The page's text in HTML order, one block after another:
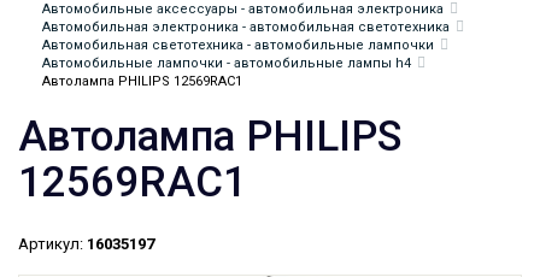
Автомобильные аксессуары - автомобильная электроника
Автомобильная электроника - автомобильная светотехника
Автомобильная светотехника - автомобильные лампочки
Автомобильные лампочки - автомобильные лампы h4
Автолампа PHILIPS 12569RAC1
Автолампа PHILIPS
12569RAC1
Артикул: 16035197